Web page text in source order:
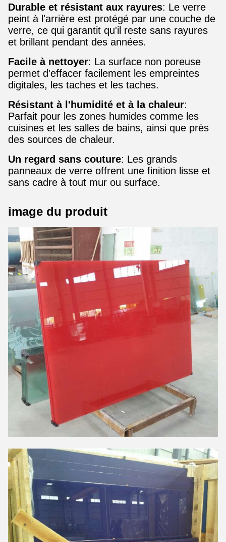
Durable et résistant aux rayures: Le verre
peint à l'arrière est protégé par une couche de
verre, ce qui garantit qu'il reste sans rayures
et brillant pendant des années.
Facile à nettoyer: La surface non poreuse
permet d'effacer facilement les empreintes
digitales, les taches et les taches.
Résistant à l'humidité et à la chaleur:
Parfait pour les zones humides comme les
cuisines et les salles de bains, ainsi que près
des sources de chaleur.
Un regard sans couture: Les grands
panneaux de verre offrent une finition lisse et
sans cadre à tout mur ou surface.
image du produit